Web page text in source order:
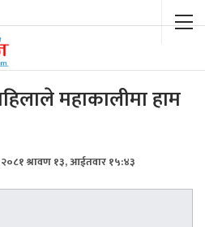
महाकालीमा हाम
२०८१ श्रावण १३, आईतवार १५:४३